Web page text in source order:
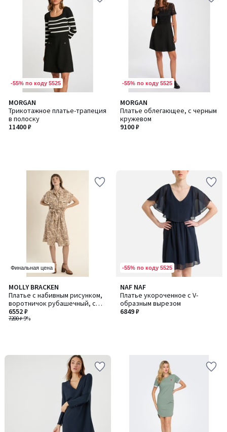
-55% по коду 5525
MORGAN
Трикотажное платье-трапеция
в полоску
11400 ₽
-55% по коду 5525
MORGAN
Платье облегающее, с черным
кружевом
9100 ₽
Финальная цена
MOLLY BRACKEN
Платье с набивным рисунком,
воротничок рубашечный, с
поясом
7200 ₽-9%
6552 ₽
-55% по коду 5525
NAF NAF
Платье укороченное с V-
образным вырезом
6849 ₽